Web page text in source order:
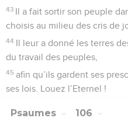
43 Il a fait sortir son peuple
choisis au milieu des cris de
44 Il leur a donné les terres
du travail des peuples,
45 afin qu’ils gardent ses
ses lois. Louez l’Eternel !
Psaumes 106